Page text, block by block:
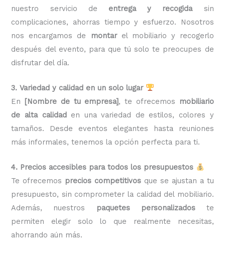
nuestro servicio de entrega y recogidasin
complicaciones, ahorras tiempo y esfuerzo. Nosotros
nos encargamos de
montarel mobiliario y recogerlo
después del evento, para que tú solo te preocupes de
disfrutar del día.
3. Variedad y calidad en un solo lugar
En [Nombre de tu empresa], te ofrecemos
mobiliario
de alta calidaden una variedad de estilos, colores y
tamaños. Desde eventos elegantes hasta reuniones
más informales, tenemos la opción perfecta para ti.
4. Precios accesibles para todos los presupuestos
Te ofrecemos precios competitivos que se ajustan a tu
presupuesto, sin comprometer la calidad del mobiliario.
Además, nuestros
paquetes personalizadoste
permiten elegir solo lo que realmente necesitas,
ahorrando aún más.